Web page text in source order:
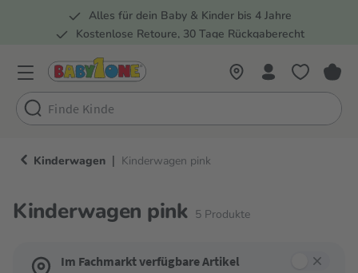
Zur Hauptnavigation springen
Alles für dein Baby & Kinder bis 4 Jahre
Kostenlose Retoure, 30 Tage Rückgaberecht
Kinderwagen | Kinderwagen pink
Kinderwagen pink 5Produkte
Im Fachmarkt verfügbare Artikel